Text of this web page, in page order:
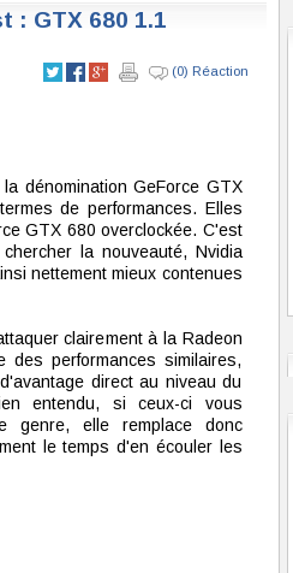
: GTX 680 1.1
(0) Réaction
dénomination GeForce GTX
de performances. Elles
GTX 680 overclockée. C'est
la nouveauté, Nvidia
nettement mieux contenues
clairement à la Radeon
performances similaires,
direct au niveau du
entendu, si ceux-ci vous
genre, elle remplace donc
le temps d'en écouler les